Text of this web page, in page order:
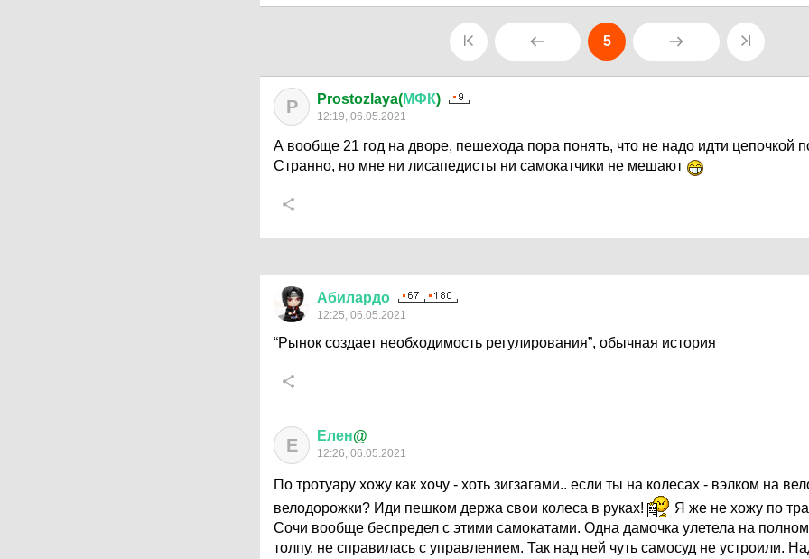
5
P Prostozlaya(МФК)
12:19, 06.05.2021
А вообще 21 год на дворе, пешехода пора понять, что не надо идти цепочкой
Странно, но мне ни лисапедисты ни самокатчики не мешают
Абилардо
12:25, 06.05.2021
“Рынок создает необходимость регулирования”, обычная история
Е Елен@
12:26, 06.05.2021
По тротуару хожу как хочу - хоть зигзагами.. если ты на колесах - вэлком на
велодорожки? Иди пешком держа свои колеса в руках!
Я же не хожу по
Сочи вообще беспредел с этими самокатами. Одна дамочка улетела на полном
толпу, не справилась с управлением. Так над ней чуть самосуд не устроили.